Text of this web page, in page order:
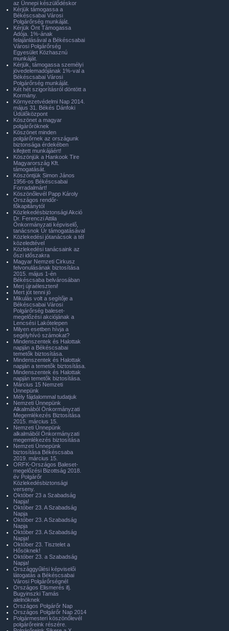
az Ünnepi készülődéskor
Kérjük támogassa a
Békéscsabai Városi
Polgárőrség munkáját.
Kérjük Önt Támogassa
Adója. 1%-ának
felajánlásával a Békéscsabai
Városi Polgárőrség
Egyesület Közhasznú
munkáját.
Kérjük, támogassa személyi
jövedelemadójának 1%-val a
Békéscsabai Városi
Polgárőrség munkáját.
Két hét szigorításról döntött a
Kormány.
Környezetvédelmi Nap 2014.
május 31. Békés Dánfoki
Üdülőközpont
Köszönet a magyar
polgárőröknek
Köszönet minden
polgárőrnek az országunk
biztonsága érdekében
kifejtett munkájáért!
Köszönjük a Hankook Tire
Magyarország Kft.
támogatását.
Köszöntjük Simon János
1956-os Békéscsabai
Forradalmárt!
Köszönőlevél Papp Károly
Országos rendőr-
főkapitánytól
Közlekedésbiztonsági Akció
Dr. Ferenczi Attila
Önkormányzati képviselő,
tanácsnok Úr támogatásával
Közlekedési jótanácsok a tél
közeledtével
Közlekedési tanácsaink az
őszi időszakra
Magyar Nemzeti Cirkusz
felvonulásának biztosítása
2015. május 1-én
Békéscsaba belvárosában
Merj újraéleszteni!
Mert jót tenni jó
Mikulás volt a segítője a
Békéscsabai Városi
Polgárőrség baleset-
megelőzési akciójának a
Lencsési Lakótelepen
Milyen esetben hívja a
segélyhívó számokat?
Mindenszentek és Halottak
napján a Békéscsabai
temetők biztosítása.
Mindenszentek és Halottak
napján a temetők biztosítása.
Mindenszentek és Halottak
napján temetők biztosítása.
Március 15 Nemzeti
Ünnepünk
Mély fájdalommal tudatjuk
Nemzeti Ünnepünk
Alkalmából Önkormányzati
Megemlékezés Biztosítása
2015. március 15.
Nemzeti Ünnepünk
alkalmából Önkormányzati
megemlékezés biztosítása
Nemzeti Ünnepünk
biztosítása Békéscsaba
2019. március 15.
ORFK-Országos Baleset-
megelőzési Bizottság 2018.
év Polgárőr
Közlekedésbiztonsági
verseny.
Október 23 a Szabadság
Napja!
Október 23. A Szabadság
Napja
Október 23. A Szabadság
Napja
Október 23. A Szabadság
Napja!
Október 23. Tisztelet a
Hősöknek!
Október 23. a Szabadság
Napja!
Országgyűlési képviselői
látogatás a Békéscsabai
Városi Polgárőrségnél
Országos Elismerés ifj.
Bugyinszki Tamás
alelnöknek
Országos Polgárőr Nap
Országos Polgárőr Nap 2014
Polgármesteri köszönőlevél
polgárőreink részére.